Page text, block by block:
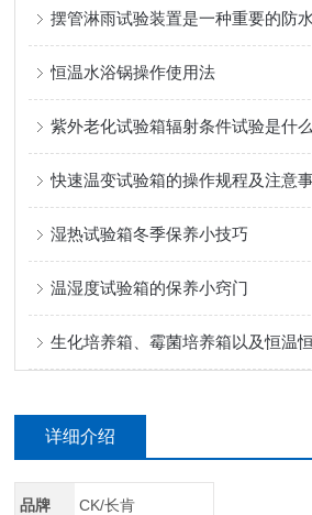
摆管淋雨试验装置是一种重要的防
恒温水浴锅操作使用法
紫外老化试验箱辐射条件试验是什么
快速温变试验箱的操作规程及注意
湿热试验箱冬季保养小技巧
温湿度试验箱的保养小窍门
生化培养箱、霉菌培养箱以及恒温
详细介绍
品牌 CK/长肯